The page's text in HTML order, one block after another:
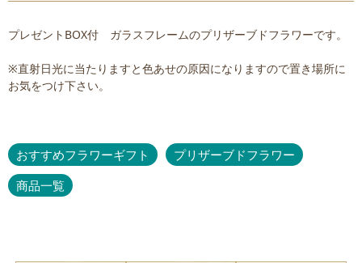
プレゼントBOX付 ガラスフレームのプリザーブドフラワーです。
※直射日光に当たりますと色あせの原因になりますので置き場所に
お気をつけ下さい。
おすすめフラワーギフト
プリザーブドフラワー
商品一覧